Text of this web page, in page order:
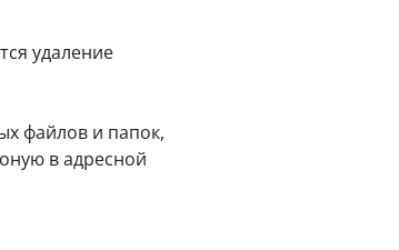
удаление
файлов и папок,
в адресной